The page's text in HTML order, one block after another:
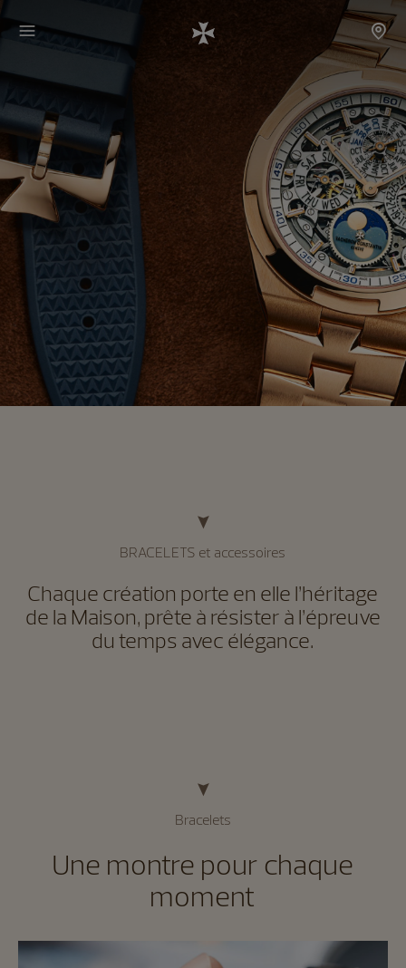
BRACELETS et accessoires
Chaque création porte en elle l’héritage
de la Maison, prête à résister à l’épreuve
du temps avec élégance.
Bracelets
Une montre pour chaque
moment